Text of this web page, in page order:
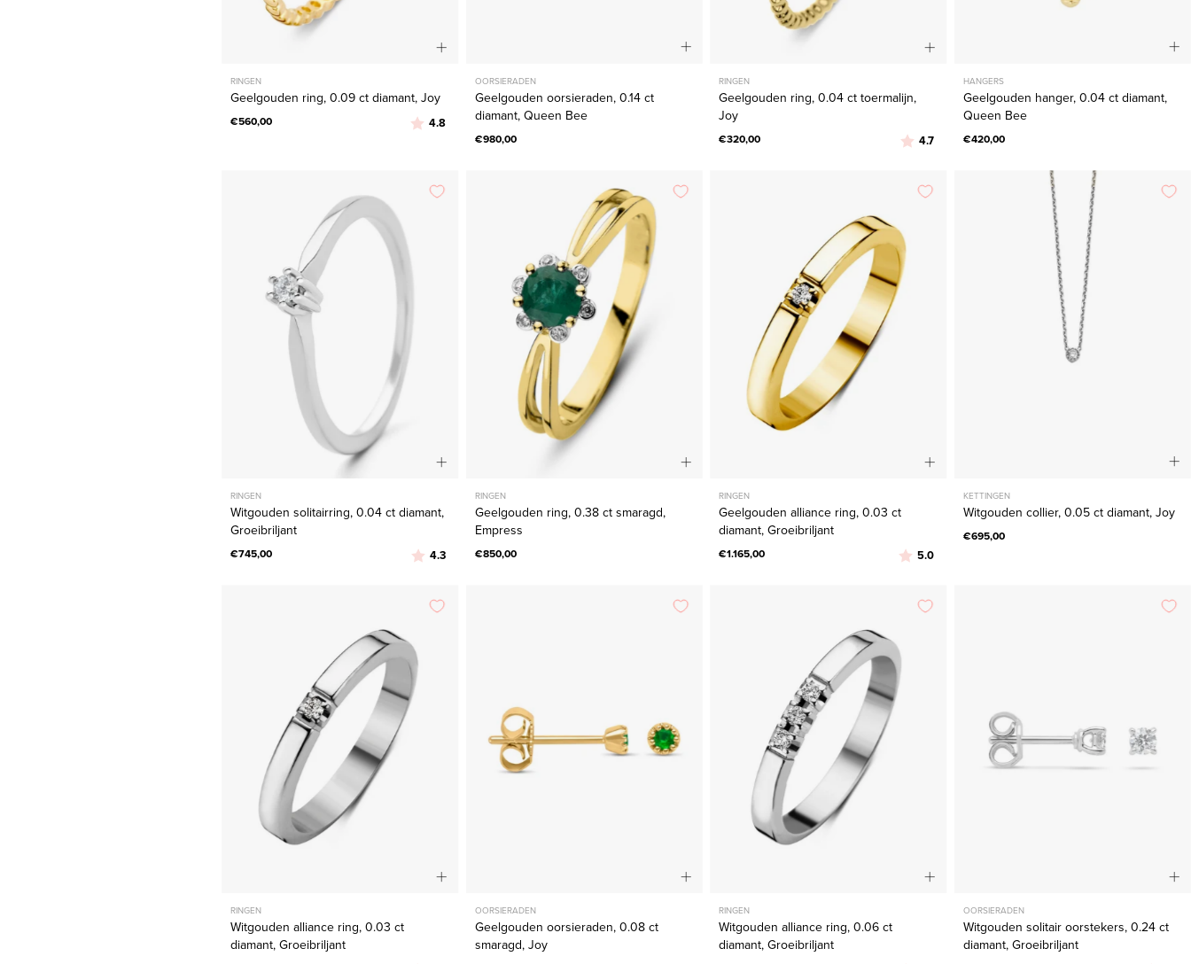
RINGEN
Geelgouden ring, 0.09 ct diamant, Joy
€560,00 Beoordeling:
4.8uit 5 sterren
OORSIERADEN
Geelgouden oorsieraden, 0.14 ct
diamant, Queen Bee
€980,00
RINGEN
Geelgouden ring, 0.04 ct toermalijn,
Joy
€320,00 Beoordeling:
4.7uit 5 sterren
HANGERS
Geelgouden hanger, 0.04 ct diamant,
Queen Bee
€420,00
solitairring,
0.04
diamant,
RINGEN
Witgouden solitairring, 0.04 ct diamant,
Groeibriljant
€745,00 Beoordeling:
4.3uit 5 sterren
ring,
0.38
ct
smaragd,
Empress
RINGEN
Geelgouden ring, 0.38 ct smaragd,
Empress
€850,00
ring,
0.03
ct
diamant,
Groeibriljant
RINGEN
Geelgouden alliance ring, 0.03 ct
diamant, Groeibriljant
€1.165,00 Beoordeling:
5.0uit 5 sterren
Witgouden
collier,
0.05
diamant,
Joy
KETTINGEN
Witgouden collier, 0.05 ct diamant, Joy
€695,00
ring,
0.03
ct
diamant,
Groeibriljant
RINGEN
Witgouden alliance ring, 0.03 ct
diamant, Groeibriljant
OORSIERADEN
Geelgouden oorsieraden, 0.08 ct
smaragd, Joy
ring,
0.06
ct
diamant,
Groeibriljant
RINGEN
Witgouden alliance ring, 0.06 ct
diamant, Groeibriljant
Groeibriljant
OORSIERADEN
Witgouden solitair oorstekers, 0.24 ct
diamant, Groeibriljant